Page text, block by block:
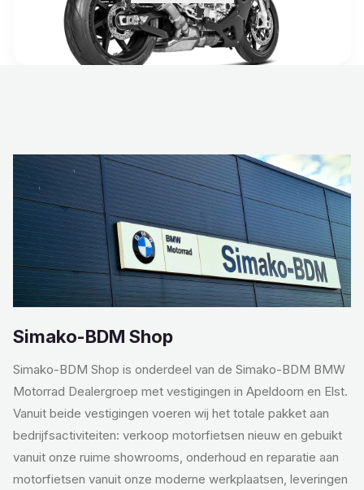
Simako-BDM Shop
Simako-BDM Shop is onderdeel van de Simako-BDM BMW
Motorrad Dealergroep met vestigingen in Apeldoorn en Elst.
Vanuit beide vestigingen voeren wij het totale pakket aan
bedrijfsactiviteiten: verkoop motorfietsen nieuw en gebuikt
vanuit onze ruime showrooms, onderhoud en reparatie aan
motorfietsen vanuit onze moderne werkplaatsen, leveringen